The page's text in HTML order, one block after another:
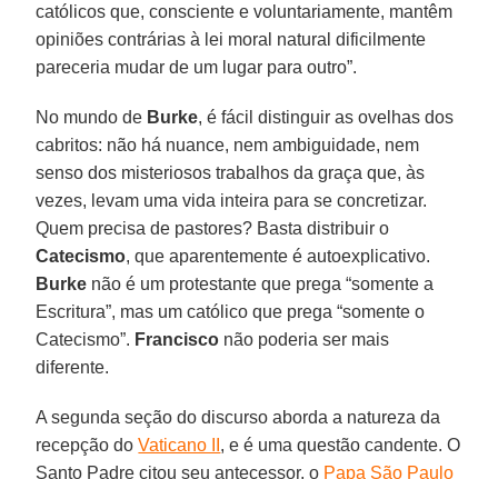
católicos que, consciente e voluntariamente, mantêm
opiniões contrárias à lei moral natural dificilmente
pareceria mudar de um lugar para outro”.
No mundo de Burke, é fácil distinguir as ovelhas dos
cabritos: não há nuance, nem ambiguidade, nem
senso dos misteriosos trabalhos da graça que, às
vezes, levam uma vida inteira para se concretizar.
Quem precisa de pastores? Basta distribuir o
Catecismo, que aparentemente é autoexplicativo.
Burke não é um protestante que prega “somente a
Escritura”, mas um católico que prega “somente o
Catecismo”. Francisco não poderia ser mais
diferente.
A segunda seção do discurso aborda a natureza da
recepção doVaticano II , e é uma questão candente. O
Santo Padre citou seu antecessor, o Papa São Paulo